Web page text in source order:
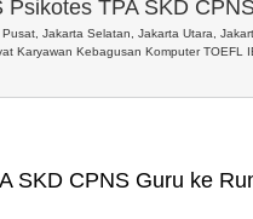
TPA SKD
Jakarta Selatan, Jakarta Utara,
Karyawan Kebagusan Komputer TOEFL
SKD CPNS Guru ke